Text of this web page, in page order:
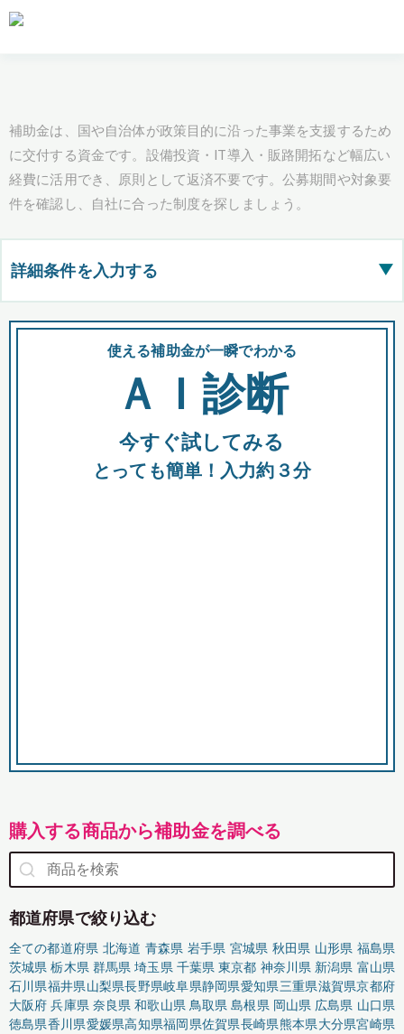
補助金は、国や自治体が政策目的に沿った事業を支援するため
に交付する資金です。設備投資・IT導入・販路開拓など幅広い
経費に活用でき、原則として返済不要です。公募期間や対象要
件を確認し、自社に合った制度を探しましょう。
詳細条件を入力する ▶
都道府県
全国の検索結果を含めて表示
助成金 融資 出資
使える補助金が一瞬でわかる
ＡＩ診断
今すぐ試してみる
とっても簡単！入力約３分
購入する商品から補助金を調べる
都道府県で絞り込む
全ての都道府県 北海道 青森県 岩手県 宮城県 秋田県 山形県 福島県
茨城県 栃木県 群馬県 埼玉県 千葉県 東京都 神奈川県 新潟県 富山県
石川県福井県山梨県長野県岐阜県静岡県愛知県三重県滋賀県京都府
大阪府 兵庫県 奈良県 和歌山県 鳥取県 島根県 岡山県 広島県 山口県
徳島県香川県愛媛県高知県福岡県佐賀県長崎県熊本県大分県宮崎県